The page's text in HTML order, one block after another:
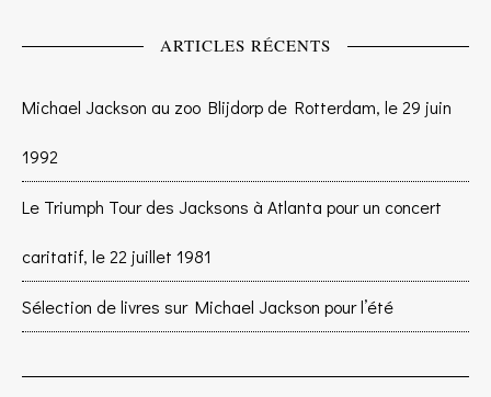
ARTICLES RÉCENTS
Michael Jackson au zoo Blijdorp de Rotterdam, le 29 juin
1992
Le Triumph Tour des Jacksons à Atlanta pour un concert
caritatif, le 22 juillet 1981
Sélection de livres sur Michael Jackson pour l’été